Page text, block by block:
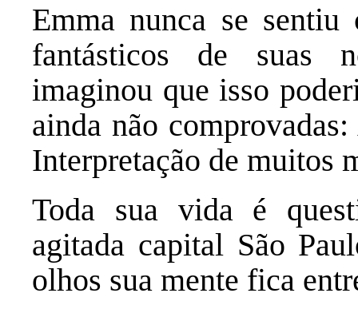
Emma nunca se
fantásticos de suas
imaginou que isso
ainda não
Interpretação de muitos
Toda sua vida é
agitada capital São
olhos sua mente fica